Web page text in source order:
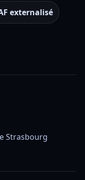
externalisé
Strasbourg